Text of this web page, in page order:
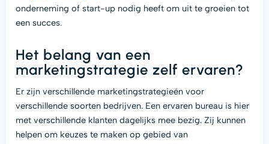
onderneming of start-up nodig heeft om uit te groeien tot
een succes.
Het belang van een
marketingstrategie zelf ervaren?
Er zijn verschillende marketingstrategieën voor
verschillende soorten bedrijven. Een ervaren bureau is hier
met verschillende klanten dagelijks mee bezig. Zij kunnen
helpen om keuzes te maken op gebied van